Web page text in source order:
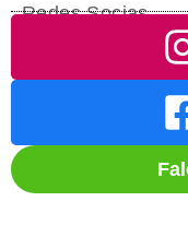
Redes Socias